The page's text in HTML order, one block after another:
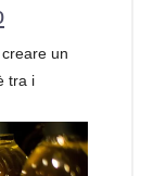
un
tra i